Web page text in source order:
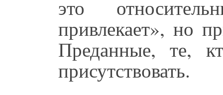
это
привлекает», но
Преданные, те,
присутствовать.